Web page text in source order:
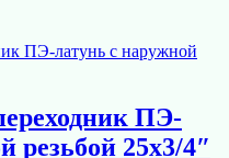
ПЭ-
резьбой 25х3/4″